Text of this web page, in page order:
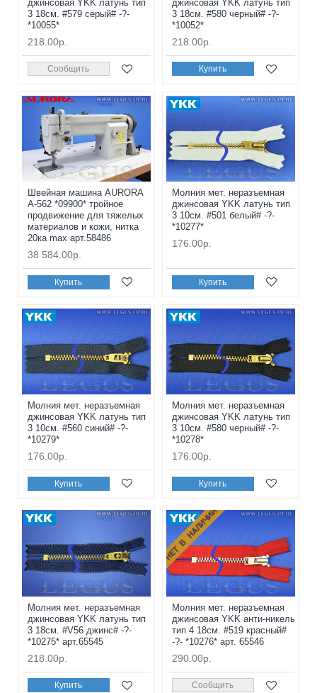
джинсовая YKK латунь тип
3 18см. #579 серый# -?-
*10055*
218.00р.
Сообщить
джинсовая YKK латунь тип
3 18см. #580 черный# -?-
*10052*
218.00р.
Купить
Швейная машина AURORA
A-562 *09900* тройное
продвижение для тяжелых
материалов и кожи, нитка
20ка max арт.58486
38 584.00р.
Купить
Молния мет. неразъемная
джинсовая YKK латунь тип
3 10см. #501 белый# -?-
*10277*
176.00р.
Купить
Молния мет. неразъемная
джинсовая YKK латунь тип
3 10см. #560 синий# -?-
*10279*
176.00р.
Купить
Молния мет. неразъемная
джинсовая YKK латунь тип
3 10см. #580 черный# -?-
*10278*
176.00р.
Купить
Молния мет. неразъемная
джинсовая YKK латунь тип
3 18см. #V56 джинс# -?-
*10275* арт.65545
218.00р.
Купить
НЕТ В НАЛИЧИИ
Молния мет. неразъемная
джинсовая YKK анти-никель
тип 4 18см. #519 красный#
-?- *10276* арт. 65546
290.00р.
Сообщить